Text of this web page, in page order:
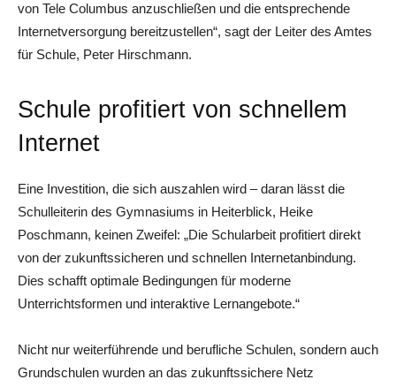
von Tele Columbus anzuschließen und die entsprechende
Internetversorgung bereitzustellen“, sagt der Leiter des Amtes
für Schule, Peter Hirschmann.
Schule profitiert von schnellem
Internet
Eine Investition, die sich auszahlen wird – daran lässt die
Schulleiterin des Gymnasiums in Heiterblick, Heike
Poschmann, keinen Zweifel: „Die Schularbeit profitiert direkt
von der zukunftssicheren und schnellen Internetanbindung.
Dies schafft optimale Bedingungen für moderne
Unterrichtsformen und interaktive Lernangebote.“
Nicht nur weiterführende und berufliche Schulen, sondern auch
Grundschulen wurden an das zukunftssichere Netz